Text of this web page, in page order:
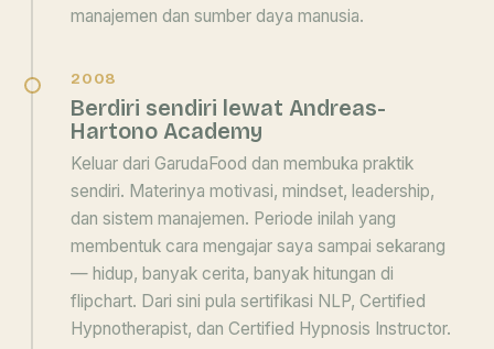
manajemen dan sumber daya manusia.
2008
Berdiri sendiri lewat Andreas-
Hartono Academy
Keluar dari GarudaFood dan membuka praktik
sendiri. Materinya motivasi, mindset, leadership,
dan sistem manajemen. Periode inilah yang
membentuk cara mengajar saya sampai sekarang
— hidup, banyak cerita, banyak hitungan di
flipchart. Dari sini pula sertifikasi NLP, Certified
Hypnotherapist, dan Certified Hypnosis Instructor.